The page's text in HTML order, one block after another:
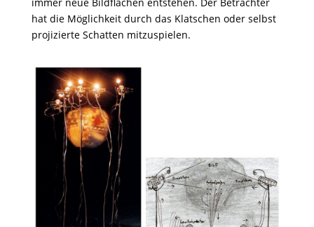
hat die Möglichkeit durch das Klatschen oder selbst
projizierte Schatten mitzuspielen.